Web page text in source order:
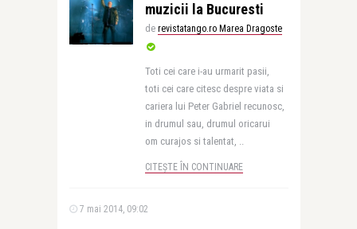
muzicii la Bucuresti
de revistatango.ro Marea Dragoste
Toti cei care i-au urmarit pasii,
toti cei care citesc despre viata si
cariera lui Peter Gabriel recunosc,
in drumul sau, drumul oricarui
om curajos si talentat, ..
CITEȘTE ÎN CONTINUARE
7 mai 2014, 09:02